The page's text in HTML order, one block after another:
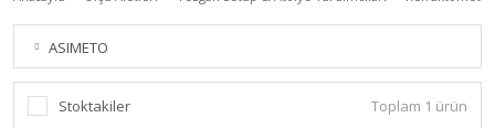
ASIMETO
Stoktakiler Toplam 1 ürün